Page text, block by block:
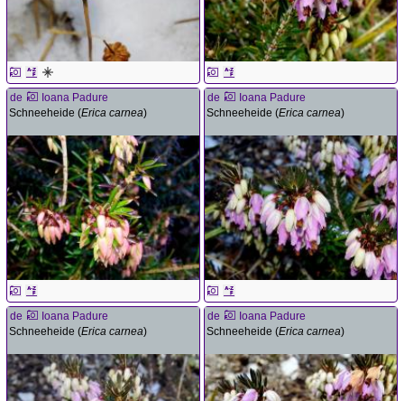
de
Ioana Padure
Schneeheide (Erica carnea)
de
Ioana Padure
Schneeheide (Erica carnea)
de
Ioana Padure
Schneeheide (Erica carnea)
de
Ioana Padure
Schneeheide (Erica carnea)